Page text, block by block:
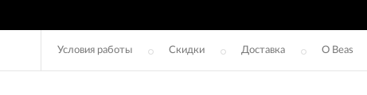
Условия работы Скидки Доставка О Beas